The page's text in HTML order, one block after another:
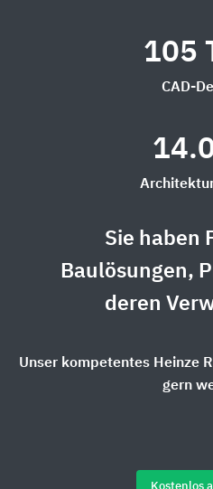
105
CAD-
Sie haben
Baulösungen,
deren
Unser kompetentes Heinze
gern